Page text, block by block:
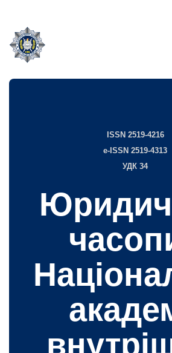
ISSN 2519-4216
e-ISSN 2519-4313
УДК 34